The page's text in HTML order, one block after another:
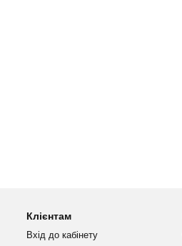
Клієнтам
Вхід до кабінету